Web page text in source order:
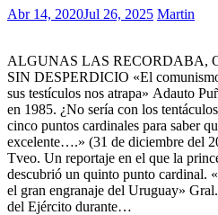
Abr 14, 2020Jul 26, 2025 Martin
ALGUNAS LAS RECORDABA,
SIN DESPERDICIO «El
sus testículos nos atrapa» Adauto
en 1985. ¿No sería con los
cinco puntos cardinales para saber
excelente….» (31 de diciembre del
Tveo. Un reportaje en el que la
descubrió un quinto punto cardinal.
el gran engranaje del Uruguay»
del Ejército durante…